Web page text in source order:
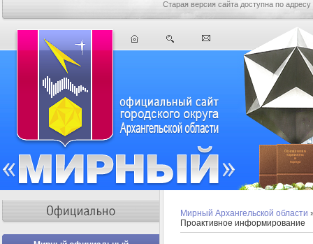
Старая версия сайта доступна по адресу
Мирный Архангельской области
Проактивное информирование